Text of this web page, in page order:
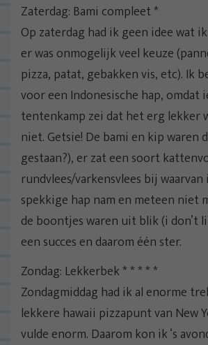
Zaterdag: Bami compleet *
Op zaterdag had ik geen idee wat
er was onmogelijk veel keuze
pizza, patat, gebakken vis, etc). Ik
voor een Indonesische hap, omdat
tentenkamp zei dat het erg lekker
niet. Getsie! De bami en kip waren
gestaan?), er zat een soort
rundvlees/varkensvlees bij
spekkige hap nam en meteen niet
de boontjes waren uit blik (i don’t
een succes en daarom één ster.
Zondag: Lekkerbek * * * * *
Zondagmiddag had ik al enorme
lekkere hawaii pizzapunt van New
vulde enorm. Daarom kon ik ‘s